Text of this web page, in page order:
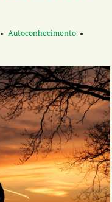
Autoconhecimento